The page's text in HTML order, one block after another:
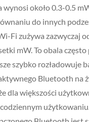
około 0.3-0.5
do innych
Fi zużywa zazwyczaj
mW. To obala
szybko rozładowuje
Bluetooth na
dla większości